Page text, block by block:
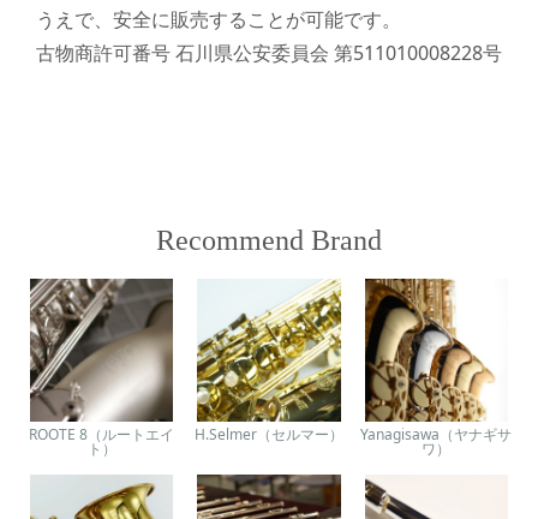
うえで、安全に販売することが可能です。
古物商許可番号 石川県公安委員会 第511010008228号
Recommend Brand
ROOTE 8（ルートエイ
ト）
H.Selmer（セルマー） Yanagisawa（ヤナギサ
ワ）